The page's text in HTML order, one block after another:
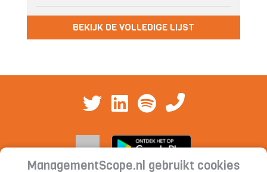
BEKIJK DE VOLLEDIGE LIJST
ManagementScope.nl gebruikt cookies